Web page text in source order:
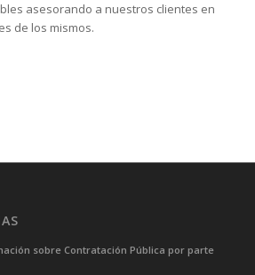
asesorando a nuestros clientes en
de los mismos.
sobre Contratación Pública por parte